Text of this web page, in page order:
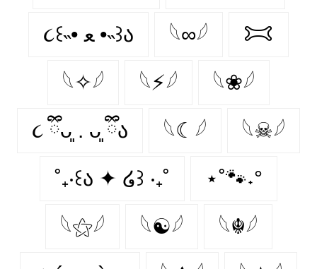
૮꒰˵• ﻌ •˵꒱ა 𓆩∞𓆪 𐂯
𓆩✧𓆪 𓆩⚡𓆪 𓆩❀𓆪
૮ ྀིᴗ͈ . ᴗ͈ ྀིა 𓆩☾𓆪 𓆩☠𓆪
˚₊‧꒰ა ✦ ໒꒱ ‧₊˚ ⋆˚🐾˖°
𓆩⚝𓆪 𓆩☯𓆪 𓆩☬𓆪